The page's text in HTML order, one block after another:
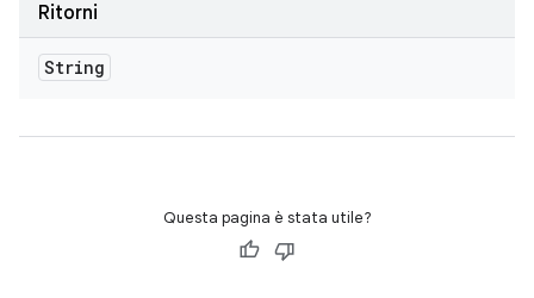
Ritorni
String
Questa pagina è stata utile?